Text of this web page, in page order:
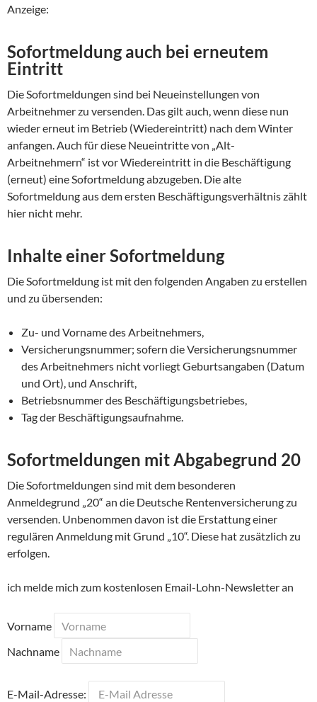
Anzeige:
Sofortmeldung auch bei erneutem
Eintritt
Die Sofortmeldungen sind bei Neueinstellungen von
Arbeitnehmer zu versenden. Das gilt auch, wenn diese nun
wieder erneut im Betrieb (Wiedereintritt) nach dem Winter
anfangen. Auch für diese Neueintritte von „Alt-
Arbeitnehmern“ ist vor Wiedereintritt in die Beschäftigung
(erneut) eine Sofortmeldung abzugeben. Die alte
Sofortmeldung aus dem ersten Beschäftigungsverhältnis zählt
hier nicht mehr.
Inhalte einer Sofortmeldung
Die Sofortmeldung ist mit den folgenden Angaben zu erstellen
und zu übersenden:
Zu- und Vorname des Arbeitnehmers,
Versicherungsnummer; sofern die Versicherungsnummer
des Arbeitnehmers nicht vorliegt Geburtsangaben (Datum
und Ort), und Anschrift,
Betriebsnummer des Beschäftigungsbetriebes,
Tag der Beschäftigungsaufnahme.
Sofortmeldungen mit Abgabegrund 20
Die Sofortmeldungen sind mit dem besonderen
Anmeldegrund „20“ an die Deutsche Rentenversicherung zu
versenden. Unbenommen davon ist die Erstattung einer
regulären Anmeldung mit Grund „10“. Diese hat zusätzlich zu
erfolgen.
ich melde mich zum kostenlosen Email-Lohn-Newsletter an
Vorname
Nachname
E-Mail-Adresse: